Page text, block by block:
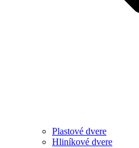
Plastové dvere
Hliníkové dvere